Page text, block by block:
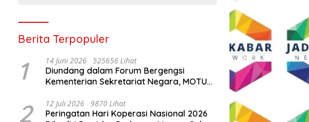
Berita Terpopuler
1 14 Juni 2026 525656 Lihat
Diundang dalam Forum Bergengsi
Kementerian Sekretariat Negara, MOTU
Indonesia
2 12 Juli 2026 9870 Lihat
Peringatan Hari Koperasi Nasional 2026